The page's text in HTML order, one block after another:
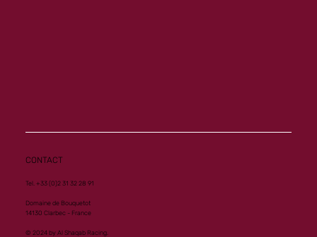
CONTACT
Tel. +33 (0)2 31 32 28 91
Domaine de Bouquetot
14130 Clarbec - France
© 2024 by Al Shaqab Racing.